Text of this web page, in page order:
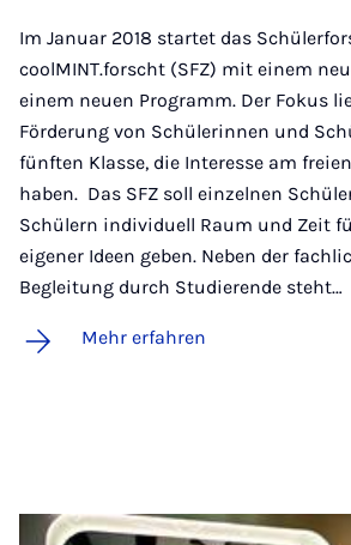
Im Januar 2018 startet das
coolMINT.forscht (SFZ) mit einem
einem neuen Programm. Der Fokus
Förderung von Schülerinnen und
fünften Klasse, die Interesse am
haben. Das SFZ soll einzelnen
Schülern individuell Raum und Zeit
eigener Ideen geben. Neben der
Begleitung durch Studierende steht…
Mehr erfahren